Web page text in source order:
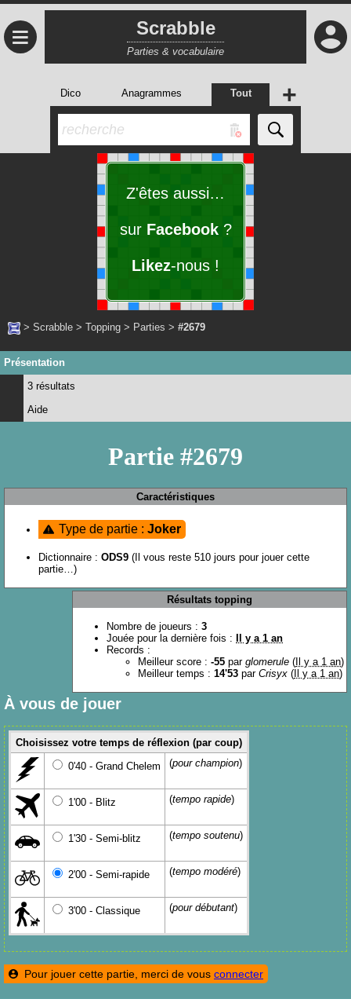
≡ Scrabble
Parties & vocabulaire
Dico Anagrammes Tout +
Z'êtes aussi…
sur Facebook?
Likez-nous !
> Scrabble > Topping > Parties > #2679
Présentation
3 résultats
Aide
Partie #2679
Caractéristiques
Type de partie : Joker
Dictionnaire : ODS9 (Il vous reste 510 jours pour jouer cette
partie…)
Résultats topping
Nombre de joueurs : 3
Jouée pour la dernière fois :
Il y a 1 an
Records :
Meilleur score : -55 par glomerule ( Il y a 1 an)
Meilleur temps : 14'53 par Crisyx ( Il y a 1 an)
À vous de jouer
Choisissez votre temps de réflexion (par coup)
0'40 - Grand Chelem
(pour champion)
1'00 - Blitz (tempo rapide)
1'30 - Semi-blitz (tempo soutenu)
2'00 - Semi-rapide (tempo modéré)
3'00 - Classique (pour débutant)
Pour jouer cette partie, merci de vous connecter